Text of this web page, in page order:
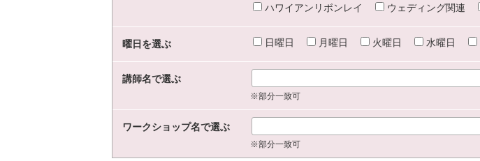
ハワイアンリボンレイ
ウェディング関連
曜日を選ぶ 日曜日 月曜日 火曜日 水曜日
講師名で選ぶ
※部分一致可
ワークショップ名で選ぶ
※部分一致可